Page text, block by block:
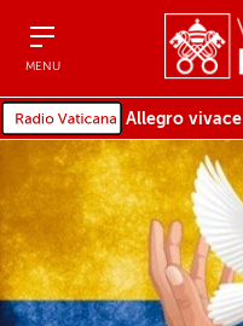
MENU
Allegro vivace